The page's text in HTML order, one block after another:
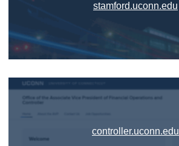
stamford.uconn.edu
controller.uconn.edu